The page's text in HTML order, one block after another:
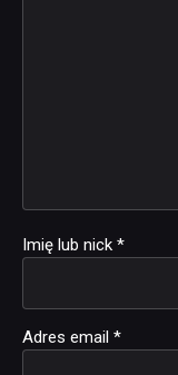
Imię lub nick *
Adres email *